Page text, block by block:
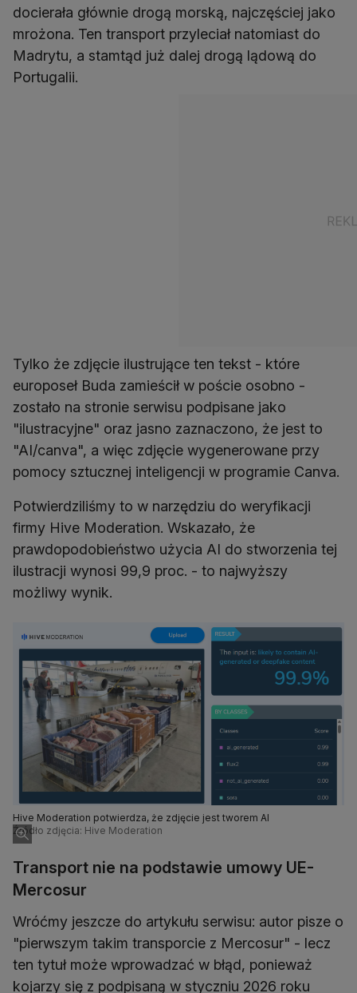
docierała głównie drogą morską, najczęściej jako
mrożona. Ten transport przyleciał natomiast do
Madrytu, a stamtąd już dalej drogą lądową do
Portugalii.
Tylko że zdjęcie ilustrujące ten tekst - które
europoseł Buda zamieścił w poście osobno -
zostało na stronie serwisu podpisane jako
"ilustracyjne" oraz jasno zaznaczono, że jest to
"AI/canva", a więc zdjęcie wygenerowane przy
pomocy sztucznej inteligencji w programie Canva.
Potwierdziliśmy to w narzędziu do weryfikacji
firmy Hive Moderation. Wskazało, że
prawdopodobieństwo użycia AI do stworzenia tej
ilustracji wynosi 99,9 proc. - to najwyższy
możliwy wynik.
Hive Moderation potwierdza, że zdjęcie jest tworem AI
Źródło zdjęcia: Hive Moderation
Transport nie na podstawie umowy UE-
Mercosur
Wróćmy jeszcze do artykułu serwisu: autor pisze o
"pierwszym takim transporcie z Mercosur" - lecz
ten tytuł może wprowadzać w błąd, ponieważ
kojarzy się z podpisaną w styczniu 2026 roku